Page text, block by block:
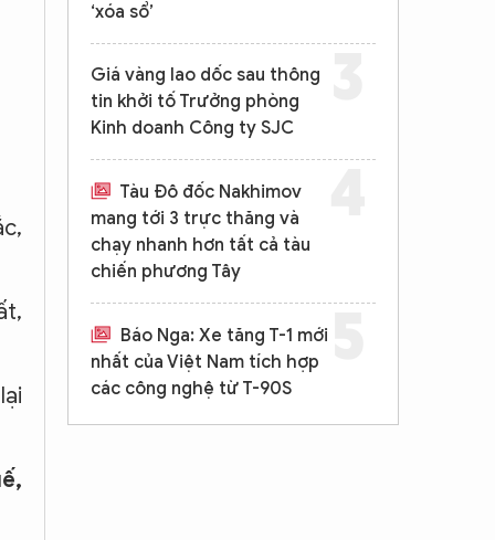
‘xóa sổ’
Giá vàng lao dốc sau thông
tin khởi tố Trưởng phòng
Kinh doanh Công ty SJC
Tàu Đô đốc Nakhimov
mang tới 3 trực thăng và
chạy nhanh hơn tất cả tàu
chiến phương Tây
Báo Nga: Xe tăng T-1 mới
nhất của Việt Nam tích hợp
các công nghệ từ T-90S